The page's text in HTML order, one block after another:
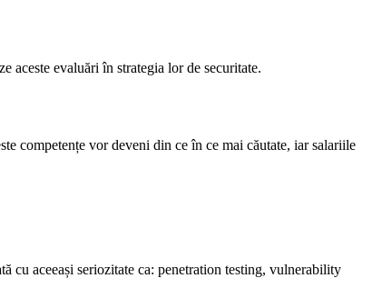
aceste evaluări în strategia lor de securitate.
competențe vor deveni din ce în ce mai căutate, iar salariile
cu aceeași seriozitate ca: penetration testing, vulnerability